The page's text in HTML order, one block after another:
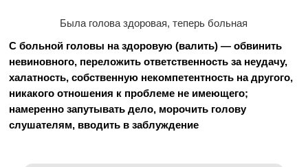
Была голова здоровая, теперь больная
С больной головы на здоровую (валить) — обвинить
невиновного, переложить ответственность за неудачу,
халатность, собственную некомпетентность на другого,
никакого отношения к проблеме не имеющего;
намеренно запутывать дело, морочить голову
слушателям, вводить в заблуждение